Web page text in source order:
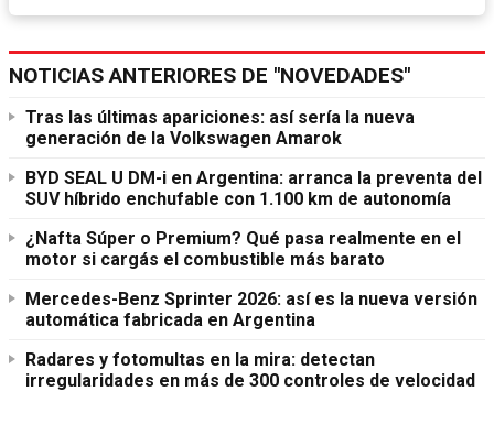
NOTICIAS ANTERIORES DE "NOVEDADES"
Tras las últimas apariciones: así sería la nueva
generación de la Volkswagen Amarok
BYD SEAL U DM-i en Argentina: arranca la preventa del
SUV híbrido enchufable con 1.100 km de autonomía
¿Nafta Súper o Premium? Qué pasa realmente en el
motor si cargás el combustible más barato
Mercedes-Benz Sprinter 2026: así es la nueva versión
automática fabricada en Argentina
Radares y fotomultas en la mira: detectan
irregularidades en más de 300 controles de velocidad